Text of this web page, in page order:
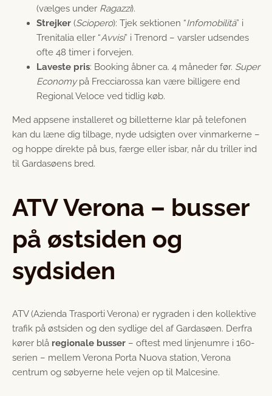
(vælges under Ragazzi).
Strejker (Sciopero): Tjek sektionen “Infomobilità” i
Trenitalia eller “Avvisi” i Trenord – varsler udsendes
ofte 48 timer i forvejen.
Laveste pris: Booking åbner ca. 4 måneder før. Super
Economypå Frecciarossa kan være billigere end
Regional Veloce ved tidlig køb.
Med appsene installeret og billetterne klar på telefonen
kan du læne dig tilbage, nyde udsigten over vinmarkerne –
og hoppe direkte på bus, færge eller isbar, når du triller ind
til Gardasøens bred.
ATV Verona – busser
på østsiden og
sydsiden
ATV (Azienda Trasporti Verona) er rygraden i den kollektive
trafik på østsiden og den sydlige del af Gardasøen. Derfra
kører blå regionale busser – oftest med linjenumre i 160-
serien – mellem Verona Porta Nuova station, Verona
centrum og søbyerne hele vejen op til Malcesine.